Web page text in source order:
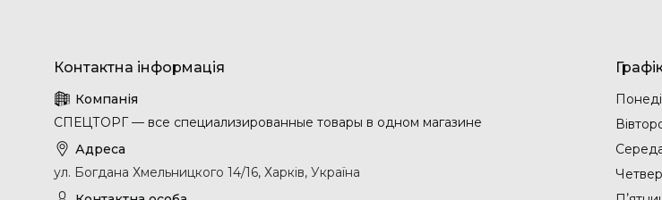
СПЕЦТОРГ — все специализированные товары в одном магазине
ул. Богдана Хмельницкого 14/16, Харків, Україна
Четвер